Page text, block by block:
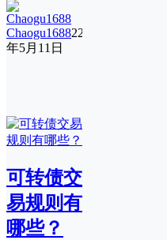
Chaogu168822
年5月11日
可转债交
易规则有
哪些？